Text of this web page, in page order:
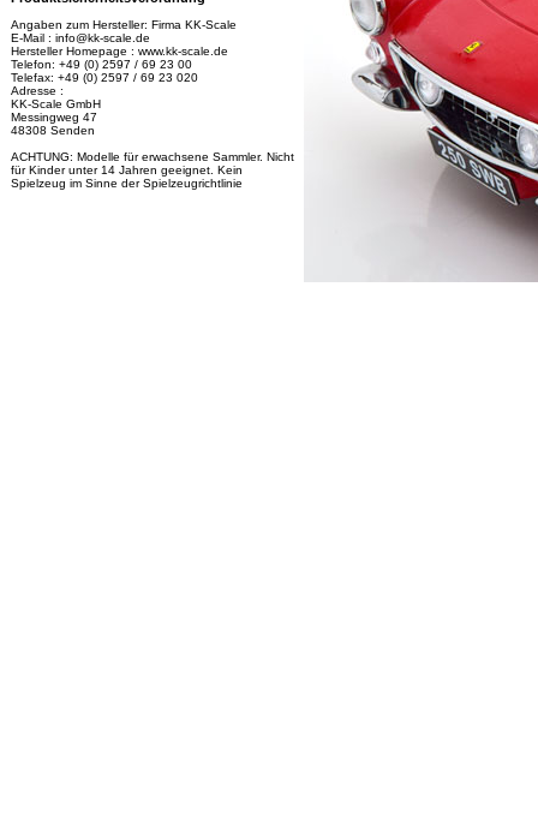
Angaben zum Hersteller: Firma KK-Scale
E-Mail : info@kk-scale.de
Hersteller Homepage : www.kk-scale.de
Telefon: +49 (0) 2597 / 69 23 00
Telefax: +49 (0) 2597 / 69 23 020
Adresse :
KK-Scale GmbH
Messingweg 47
48308 Senden
ACHTUNG: Modelle für erwachsene Sammler. Nicht
für Kinder unter 14 Jahren geeignet. Kein
Spielzeug im Sinne der Spielzeugrichtlinie